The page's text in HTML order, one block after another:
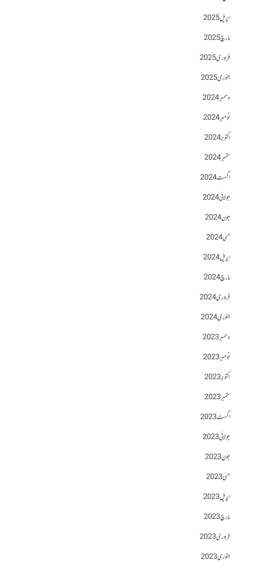
اپریل 2025
مارچ 2025
فروری 2025
جنوری 2025
دسمبر 2024
نومبر 2024
اکتوبر 2024
ستمبر 2024
اگست 2024
جولائی 2024
جون 2024
مئی 2024
اپریل 2024
مارچ 2024
فروری 2024
جنوری 2024
دسمبر 2023
نومبر 2023
اکتوبر 2023
ستمبر 2023
اگست 2023
جولائی 2023
جون 2023
مئی 2023
اپریل 2023
مارچ 2023
فروری 2023
جنوری 2023